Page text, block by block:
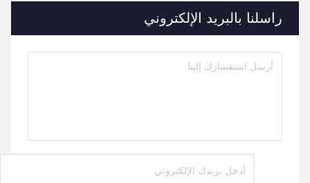
راسلنا بالبريد الإلكتروني